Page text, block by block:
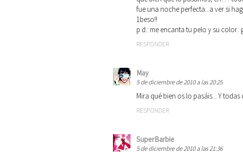
fue una noche perfecta...a ver si
1beso!!
p.d.: me encanta tu pelo y su color:
RESPONDER
May
5 de diciembre de 2010 a las 20:25
Mira qué bien os lo pasáis... Y
RESPONDER
SuperBarbie
5 de diciembre de 2010 a las 21:36